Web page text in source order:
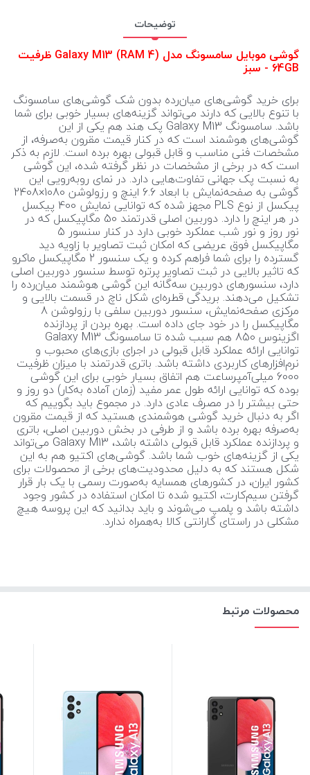
توضیحات
گوشی موبایل سامسونگ مدل Galaxy M13 (RAM 4) ظرفیت
64GB - سبز
برای خرید گوشی‌های میان‌رده بدون شک گوشی‌های سامسونگ
با تنوع بالایی که دارند می‌تواند گزینه‌های بسیار خوبی برای شما
باشد. سامسونگ Galaxy M13 پک هند هم یکی از این
گوشی‌های هوشمند است که در کنار قیمت مقرون به‌صرفه، از
مشخصات فنی مناسب و قابل قبولی بهره برده است. لازم به ذکر
است که در برخی از مشخصات در نظر گرفته شده، این گوشی
به نسبت پک جهانی تفاوت‌هایی دارد. در نمای رو‌به‌رویی این
گوشی به صفحه‌نمایش با ابعاد 6.6 اینچ و رزولوشن 1080×2408
پیکسل از نوع PLS مجهز شده که توانایی نمایش 400 پیکسل
در هر اینچ را دارد. دوربین اصلی قدرتمند 50 مگاپیکسل که در
نور روز و نور شب عملکرد خوبی دارد در کنار سنسور 5
مگاپیکسل فوق عریضی که امکان ثبت تصاویر با زاویه دید
گسترده را برای شما فراهم کرده و یک سنسور 2 مگاپیکسل ماکرو
که تاثیر بالایی در ثبت تصاویر پرتره توسط سنسور دوربین اصلی
دارد، سنسور‌های دوربین سه‌گانه این گوشی هوشمند میان‌رده را
تشکیل می‌دهند. بریدگی قطره‌ای شکل ناچ در قسمت بالایی و
مرکزی صفحه‌نمایش، سنسور دوربین سلفی با رزولوشن 8
مگاپیکسل را در خود جای داده است. بهره بردن از پردازنده
اگزینوس 850 هم سبب شده تا سامسونگ Galaxy M13
توانایی ارائه عملکرد قابل قبولی در اجرای بازی‌های محبوب و
نرم‌افزار‌های کاربردی داشته باشد. باتری قدرتمند با میزان ظرفیت
6000 میلی‌آمپر‌ساعت هم اتفاق بسیار خوبی برای این گوشی
بوده که توانایی ارائه طول عمر مفید (زمان آماده به‌کار) دو روز و
حتی بیشتر را در مصرف عادی دارد. در مجموع باید بگوییم که
اگر به دنبال خرید گوشی هوشمندی هستید که از قیمت مقرون
به‌صرفه بهره برده باشد و از طرفی در بخش دوربین اصلی، باتری
و پردازنده عملکرد قابل قبولی داشته باشد، Galaxy M13 ‌‌می‌تواند
یکی از گزینه‌های خوب شما باشد. گوشی‌های اکتیو هم به این
شکل هستند که به دلیل محدودیت‌های برخی از محصولات برای
کشور ایران، در کشور‌های همسایه به‌صورت رسمی با یک بار قرار
گرفتن سیم‌کارت، اکتیو شده تا امکان استفاده در کشور وجود
داشته باشد و پلمپ می‌شوند و باید بدانید که این پروسه هیچ
مشکلی در راستای گارانتی کالا به‌همراه ندارد.
محصولات مرتبط